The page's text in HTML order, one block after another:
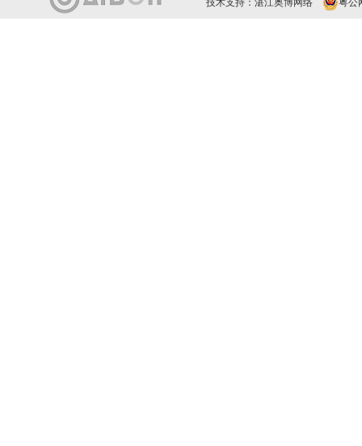
技术支持： 湛江奥博网络 粤公